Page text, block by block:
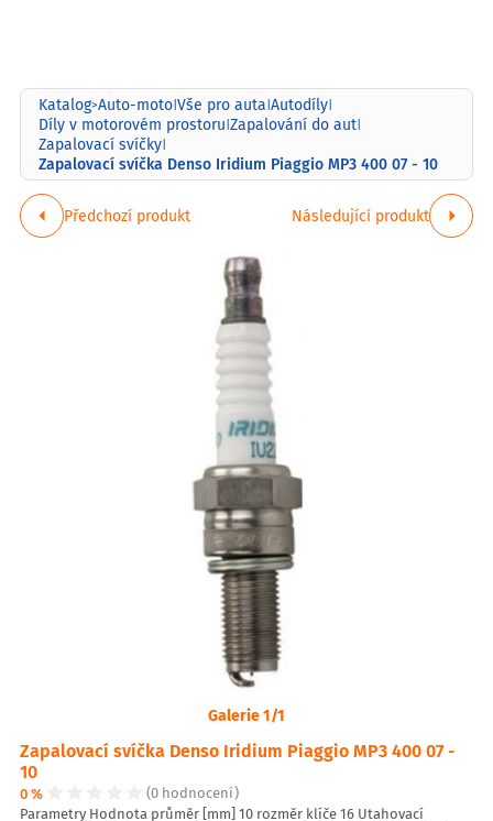
Katalog>Auto-moto|Vše pro auta|Autodíly|
Díly v motorovém prostoru|Zapalování do aut|
Zapalovací svíčky|
Zapalovací svíčka Denso Iridium Piaggio MP3 400 07 - 10
Předchozí produkt Následující produkt
Galerie 1/1
Zapalovací svíčka Denso Iridium Piaggio MP3 400 07 -
10
0 %
(0 hodnocení)
Parametry Hodnota průměr [mm] 10 rozměr klíče 16 Utahovací